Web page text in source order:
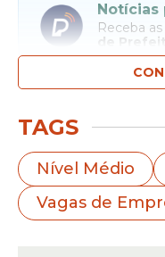
Notícias
Receba
de
internacional, a
investimentos
operacional e
TAGS
Nível Médio
Vagas de